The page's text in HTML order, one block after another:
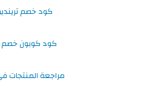
كود خصم
كود كوبون خصم
مراجعة المنتجات